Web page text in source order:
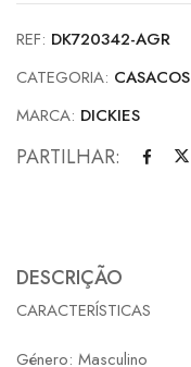
REF: DK720342-AGR
CATEGORIA: CASACOS
MARCA: DICKIES
PARTILHAR:
DESCRIÇÃO
CARACTERÍSTICAS
Género: Masculino